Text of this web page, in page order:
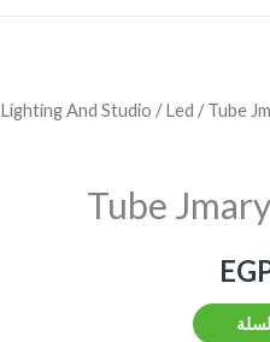
Lighting And Studio /Led / Tube
Tube
السعر
هو: